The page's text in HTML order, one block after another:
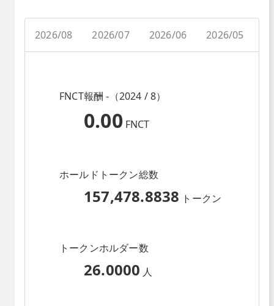
2026/08 2026/07 2026/06 2026/05
FNCT報酬 -（2024 / 8）
0.00 FNCT
ホールドトークン総数
157,478.8838 トークン
トークンホルダー数
26.0000 人